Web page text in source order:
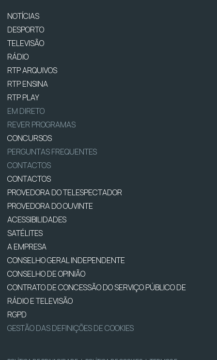
NOTÍCIAS
DESPORTO
TELEVISÃO
RÁDIO
RTP ARQUIVOS
RTP ENSINA
RTP PLAY
EM DIRETO
REVER PROGRAMAS
CONCURSOS
PERGUNTAS FREQUENTES
CONTACTOS
CONTACTOS
PROVEDORA DO TELESPECTADOR
PROVEDORA DO OUVINTE
ACESSIBILIDADES
SATÉLITES
A EMPRESA
CONSELHO GERAL INDEPENDENTE
CONSELHO DE OPINIÃO
CONTRATO DE CONCESSÃO DO SERVIÇO PÚBLICO DE
RÁDIO E TELEVISÃO
RGPD
GESTÃO DAS DEFINIÇÕES DE COOKIES